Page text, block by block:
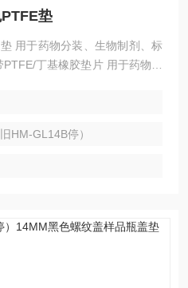
垫
标
丁基橡胶垫片 用于药物分
、标准品、抗菌素等，pp螺旋
基橡胶垫片
HM-GL14B停）